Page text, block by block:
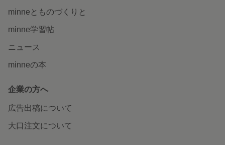
minneとものづくりと
minne学習帖
ニュース
minneの本
企業の方へ
広告出稿について
大口注文について